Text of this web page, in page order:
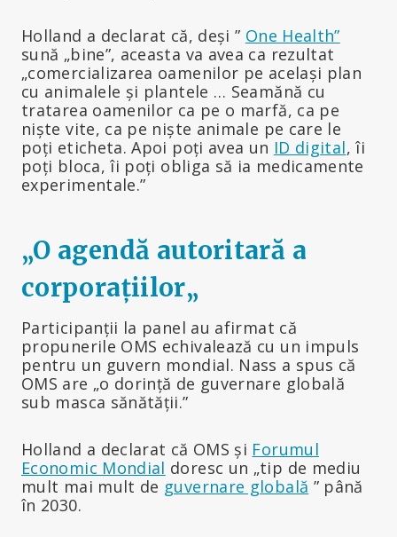
Holland a declarat că, deși ” One Health”
sună „bine”, aceasta va avea ca rezultat
„comercializarea oamenilor pe același plan
cu animalele și plantele … Seamănă cu
tratarea oamenilor ca pe o marfă, ca pe
niște vite, ca pe niște animale pe care le
poți eticheta. Apoi poți avea un ID digital, îi
poți bloca, îi poți obliga să ia medicamente
experimentale.”
„O agendă autoritară a
corporațiilor„
Participanții la panel au afirmat că
propunerile OMS echivalează cu un impuls
pentru un guvern mondial. Nass a spus că
OMS are „o dorință de guvernare globală
sub masca sănătății.”
Holland a declarat că OMS și Forumul
Economic Mondial doresc un „tip de mediu
mult mai mult de guvernare globală ” până
în 2030.